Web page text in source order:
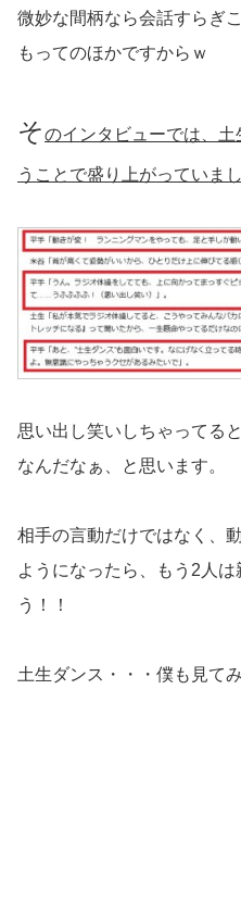
微妙な間柄なら会話すらぎ
もってのほかですからｗ
そのインタビューでは、
うことで盛り上がっていま
思い出し笑いしちゃってる
なんだなぁ、と思います。
相手の言動だけではなく、
ようになったら、もう2人
う！！
土生ダンス・・・僕も見て